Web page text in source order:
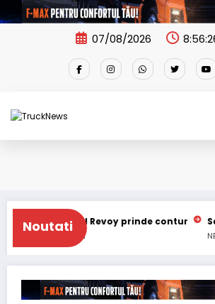
Skip
to
07/08/2026
Noutati
Revoy prinde contur Sailun își extinde